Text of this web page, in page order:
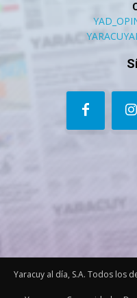
Yaracuy al día, S.A. Todos los